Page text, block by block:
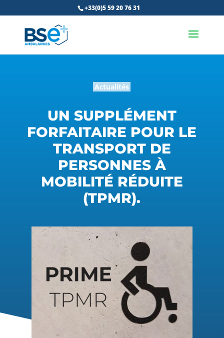
+33(0)5 59 20 76 31
Actualités
UN SUPPLÉMENT
FORFAITAIRE POUR LE
TRANSPORT DE
PERSONNES À
MOBILITÉ RÉDUITE
(TPMR).